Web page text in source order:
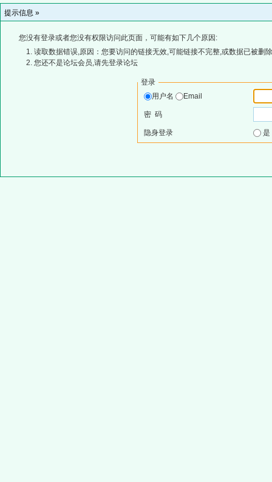
提示信息 »
您没有登录或者您没有权限访问此页面，可能有如下几个原因:
读取数据错误,原因：您要访问的链接无效,可能链接不完整,或数据已被删
您还不是论坛会员,请先登录论坛
登录
用户名
Email
密 码
隐身登录